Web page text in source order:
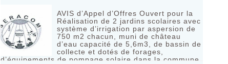
AVIS d’Appel d’Offres Ouvert pour la
Réalisation de 2 jardins scolaires avec
système d’irrigation par aspersion de
750 m2 chacun, muni de château
d’eau capacité de 5,6m3, de bassin de
collecte et dotés de forages,
d’équipements de pompage solaire dans la commune